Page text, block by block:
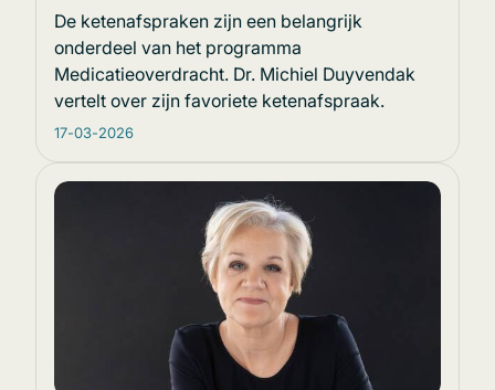
De ketenafspraken zijn een belangrijk
onderdeel van het programma
Medicatieoverdracht. Dr. Michiel Duyvendak
vertelt over zijn favoriete ketenafspraak.
17-03-2026